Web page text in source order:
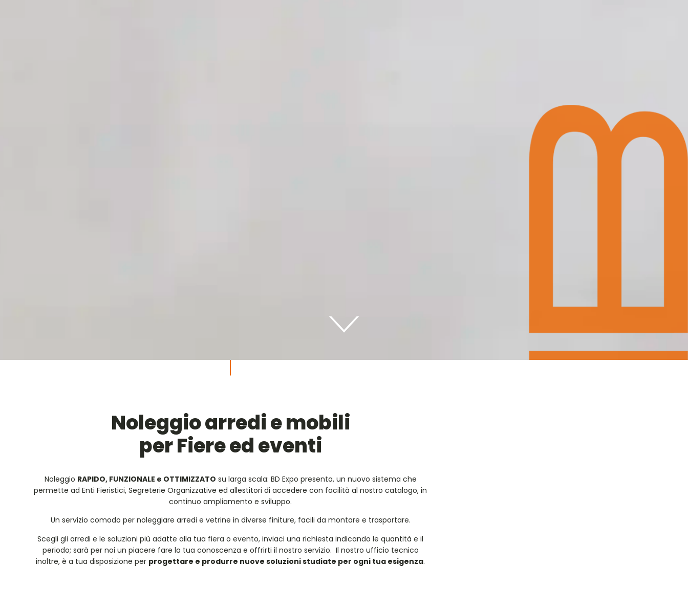
Noleggio arredi e mobili
per Fiere ed eventi
Noleggio RAPIDO, FUNZIONALE e OTTIMIZZATO su larga scala: BD Expo presenta, un nuovo sistema che
permette ad Enti Fieristici, Segreterie Organizzative ed allestitori di accedere con facilità al nostro catalogo, in
continuo ampliamento e sviluppo.
Un servizio comodo per noleggiare arredi e vetrine in diverse finiture, facili da montare e trasportare.
Scegli gli arredi e le soluzioni più adatte alla tua fiera o evento, inviaci una richiesta indicando le quantità e il
periodo; sarà per noi un piacere fare la tua conoscenza e offrirti il nostro servizio. Il nostro ufficio tecnico
inoltre, è a tua disposizione per progettare e produrre nuove soluzioni studiate per ogni tua esigenza.